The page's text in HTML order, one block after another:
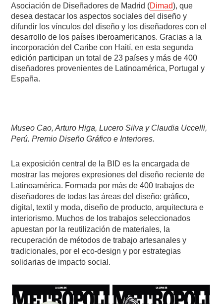
Asociación de Diseñadores de Madrid (Dimad), que
desea destacar los aspectos sociales del diseño y
difundir los vínculos del diseño y los diseñadores con el
desarrollo de los países iberoamericanos. Gracias a la
incorporación del Caribe con Haití, en esta segunda
edición participan un total de 23 países y más de 400
diseñadores provenientes de Latinoamérica, Portugal y
España.
Museo Cao, Arturo Higa, Lucero Silva y Claudia Uccelli,
Perú. Premio Diseño Gráfico e Interiores.
La exposición central de la BID es la encargada de
mostrar las mejores expresiones del diseño reciente de
Latinoamérica. Formada por más de 400 trabajos de
diseñadores de todas las áreas del diseño: gráfico,
digital, textil y moda, diseño de producto, arquitectura e
interiorismo. Muchos de los trabajos seleccionados
apuestan por la reutilización de materiales, la
recuperación de métodos de trabajo artesanales y
tradicionales, por el eco-design y por estrategias
solidarias de impacto social.